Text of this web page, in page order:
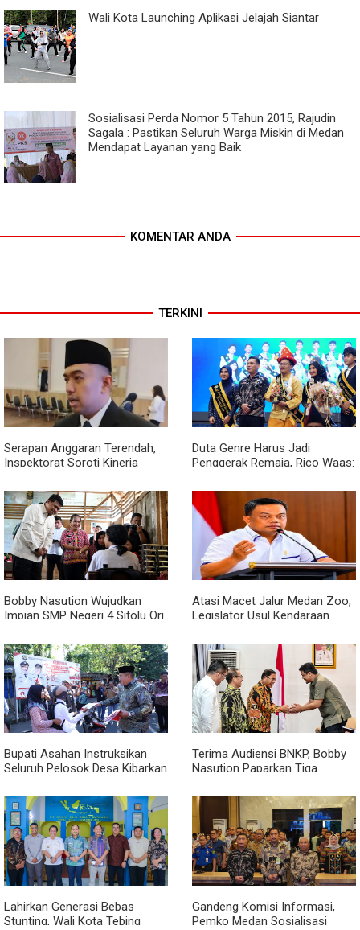
Wali Kota Launching Aplikasi Jelajah Siantar
Sosialisasi Perda Nomor 5 Tahun 2015, Rajudin
Sagala : Pastikan Seluruh Warga Miskin di Medan
Mendapat Layanan yang Baik
KOMENTAR ANDA
TERKINI
Serapan Anggaran Terendah,
Inspektorat Soroti Kinerja
Duta Genre Harus Jadi
Penggerak Remaja, Rico Waas:
Acara
Bobby Nasution Wujudkan
Impian SMP Negeri 4 Sitolu Ori
Atasi Macet Jalur Medan Zoo,
Legislator Usul Kendaraan
Royal Sumatera
Bupati Asahan Instruksikan
Seluruh Pelosok Desa Kibarkan
Terima Audiensi BNKP, Bobby
Nasution Paparkan Tiga
Kepulauan Nias
Lahirkan Generasi Bebas
Stunting, Wali Kota Tebing
Gandeng Komisi Informasi,
Pemko Medan Sosialisasi